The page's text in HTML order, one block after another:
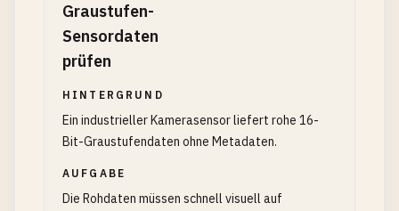
Graustufen-
Sensordaten
prüfen
HINTERGRUND
Ein industrieller Kamerasensor liefert rohe 16-
Bit-Graustufendaten ohne Metadaten.
AUFGABE
Die Rohdaten müssen schnell visuell auf